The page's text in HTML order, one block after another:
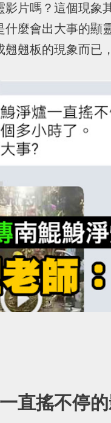
影片嗎？這個現象
什麼會出大事的顯
翹板的現象而已
直搖不停